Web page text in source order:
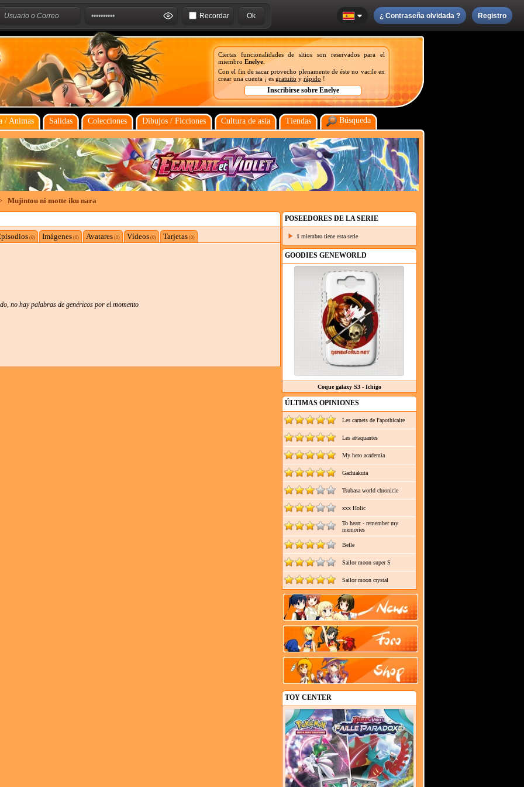
Recordar ¿ Contraseña olvidada ? Registro
Ciertas funcionalidades de sitios son reservados para el
miembro Enelye
Con el fin de sacar provecho plenamente de éste no vacile en
crear una cuenta ¡ es gratuito y rápido !
/ Animas Salidas Colecciones Dibujos / Ficciones Cultura de asia Tiendas Búsqueda
Mujintou ni motte iku nara
(0) Imágenes(0) Avatares(0) Vídeos(0) Tarjetas(0)
no hay palabras de genéricos por el momento
POSEEDORES DE LA SERIE
1 miembro tiene esta serie
GOODIES GENEWORLD
Coque galaxy S3 - Ichigo
ÚLTIMAS OPINIONES
Les carnets de l'apothicaire
Les attaquantes
My hero academia
Gachiakuta
Tsubasa world chronicle
xxx Holic
To heart - remember my
memories
Belle
Sailor moon super S
Sailor moon crystal
TOY CENTER